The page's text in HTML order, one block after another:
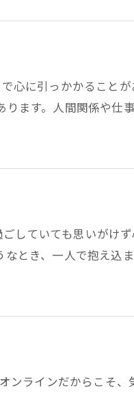
で心に引っかかるこ
ます。人間関係や仕
ごしていても思いが
なとき、一人で抱え込
オンラインだからこ